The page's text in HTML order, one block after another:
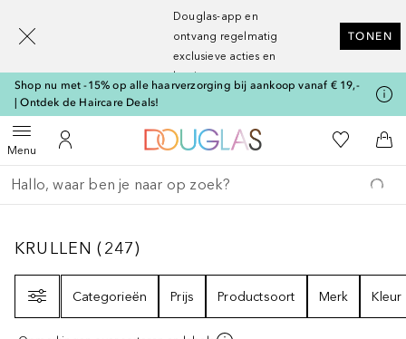
Douglas-app en
ontvang regelmatig
exclusieve acties en
kortingen
TONEN
Shop nu met -15% op alle haarverzorging bij aankoop vanaf € 19,-
| Ontdek de Haircare Deals!
MenuOpen menuNaar Mijn Account
Naar Douglas Home
Naar Mijn
Ga terug
Zoekopdracht uitvoeren
KRULLEN247
KRULLEN (247)
Categorieën
Prijs Productsoort Merk Kleur
[navigation.slideout.screenreader]